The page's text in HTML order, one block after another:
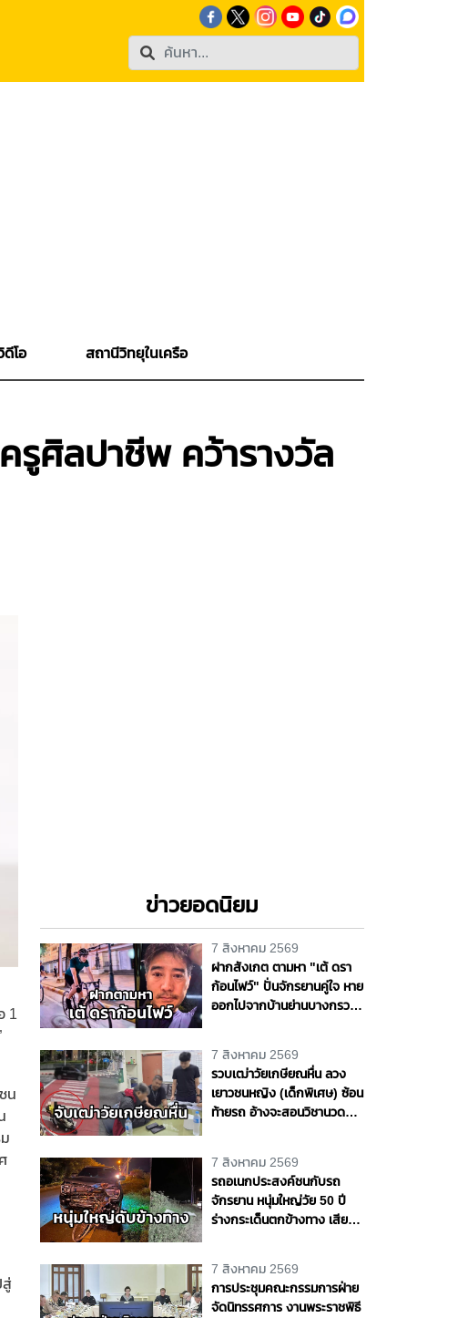
ดีโอ สถานีวิทยุในเครือ
รูศิลปาชีพ คว้ารางวัล
1
น
สู่
ข่าวยอดนิยม
7 สิงหาคม 2569
ฝากสังเกต ตามหา "เต้ ดรา
ก้อนไฟว์" ปั่นจักรยานคู่ใจ หาย
ออกไปจากบ้านย่านบางกรวย
7 สิงหาคม 2569
รวบเฒ่าวัยเกษียณหื่น ลวง
เยาวชนหญิง (เด็กพิเศษ) ซ้อน
ท้ายรถ อ้างจะสอนวิชานวด
7 สิงหาคม 2569
รถอเนกประสงค์ชนกับรถ
จักรยาน หนุ่มใหญ่วัย 50 ปี
ร่างกระเด็นตกข้างทาง เสีย
7 สิงหาคม 2569
การประชุมคณะกรรมการฝ่าย
จัดนิทรรศการ งานพระราชพิธี